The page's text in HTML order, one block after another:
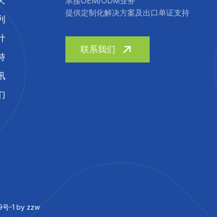
提供定制化解决方案及出口单证支持
联系我们
号-1 by zzw